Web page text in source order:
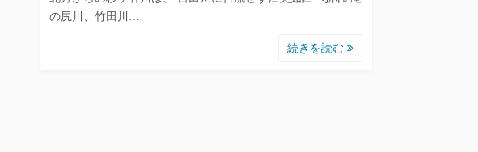
の尻川、竹田川…
続きを読む